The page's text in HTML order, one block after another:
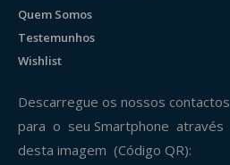
Quem Somos
Testemunhos
Wishlist
Descarregue os nossos contactos
para o seu Smartphone através
desta imagem (Código QR):